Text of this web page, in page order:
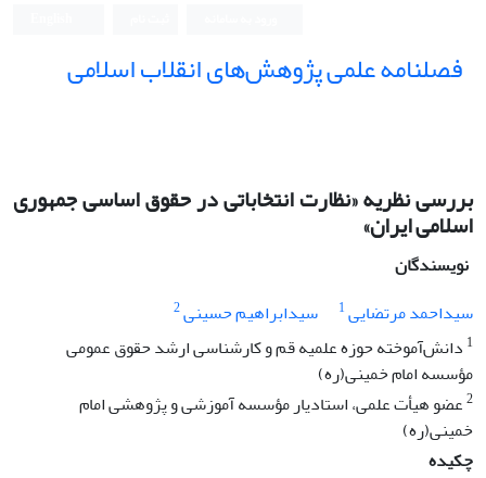
فصلنامه علمی پژوهش‌های انقلاب اسلامی
بررسی نظریه «نظارت انتخاباتی در حقوق اساسی جمهوری
اسلامی ‌ایران»
نویسندگان
سیداحمد مرتضایی1 سیدابراهیم حسینی2
1 دانش‌آموخته حوزه علمیه قم و کارشناسی ارشد حقوق عمومی
مؤسسه امام خمینی(ره)
2عضو هیأت علمی، استادیار مؤسسه آموزشی و پژوهشی امام
خمینی(ره)
چکیده